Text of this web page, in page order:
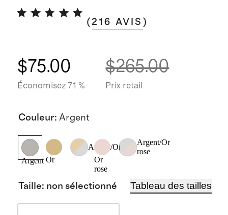
( 216 AVIS )
$75.00
Économisez 71 %
$265.00
Prix retail
Couleur: Argent
Argent Or
Argent/Or
Or
rose
Argent/Or
rose
Taille: non sélectionné Tableau des tailles